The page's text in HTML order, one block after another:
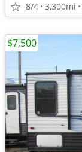
8/4 3,300mi
$7,500